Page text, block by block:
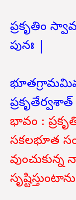
ప్రకృతిం
పునః |
ప్రకృతేర్వశాత్
భావం :
సకలభూత